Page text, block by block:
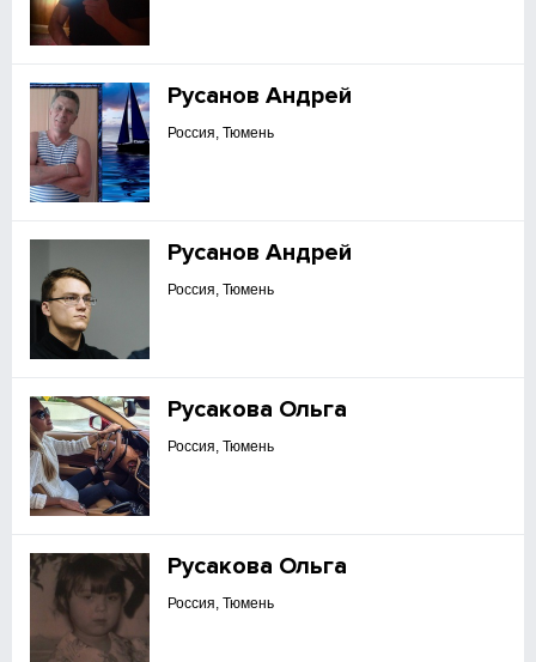
Русанов Андрей
Россия, Тюмень
Русанов Андрей
Россия, Тюмень
Русакова Ольга
Россия, Тюмень
Русакова Ольга
Россия, Тюмень